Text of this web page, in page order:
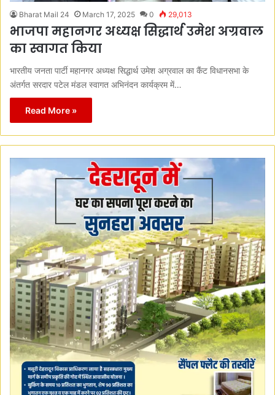
Bharat Mail 24 March 17, 2025 0 29,013
भाजपा महानगर अध्यक्ष सिद्धार्थ उमेश अग्रवाल
का स्वागत किया
भारतीय जनता पार्टी महानगर अध्यक्ष सिद्धार्थ उमेश अग्रवाल का कैंट विधानसभा के
अंतर्गत सरदार पटेल मंडल स्वागत अभिनंदन कार्यक्रम में…
Read More »